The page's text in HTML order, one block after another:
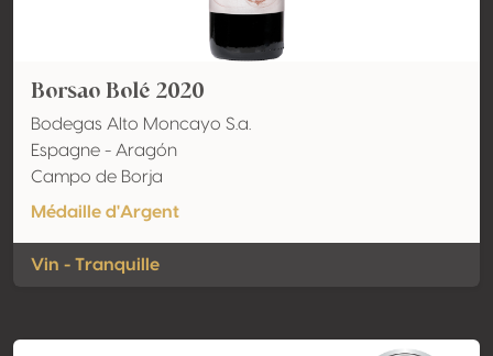
Borsao Bolé 2020
Bodegas Alto Moncayo S.a.
Espagne - Aragón
Campo de Borja
Médaille d'Argent
Vin - Tranquille